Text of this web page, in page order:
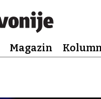
Magazin